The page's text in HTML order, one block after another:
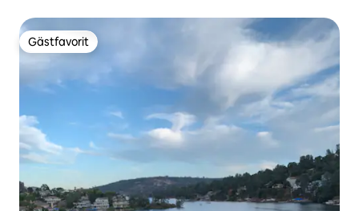
Gästfavorit
Gästfavorit